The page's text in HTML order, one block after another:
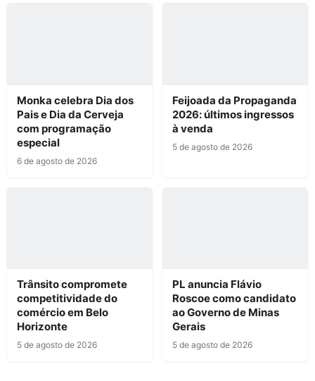
Monka celebra Dia dos
Pais e Dia da Cerveja
com programação
especial
6 de agosto de 2026
Feijoada da Propaganda
2026: últimos ingressos
à venda
5 de agosto de 2026
Trânsito compromete
competitividade do
comércio em Belo
Horizonte
5 de agosto de 2026
PL anuncia Flávio
Roscoe como candidato
ao Governo de Minas
Gerais
5 de agosto de 2026